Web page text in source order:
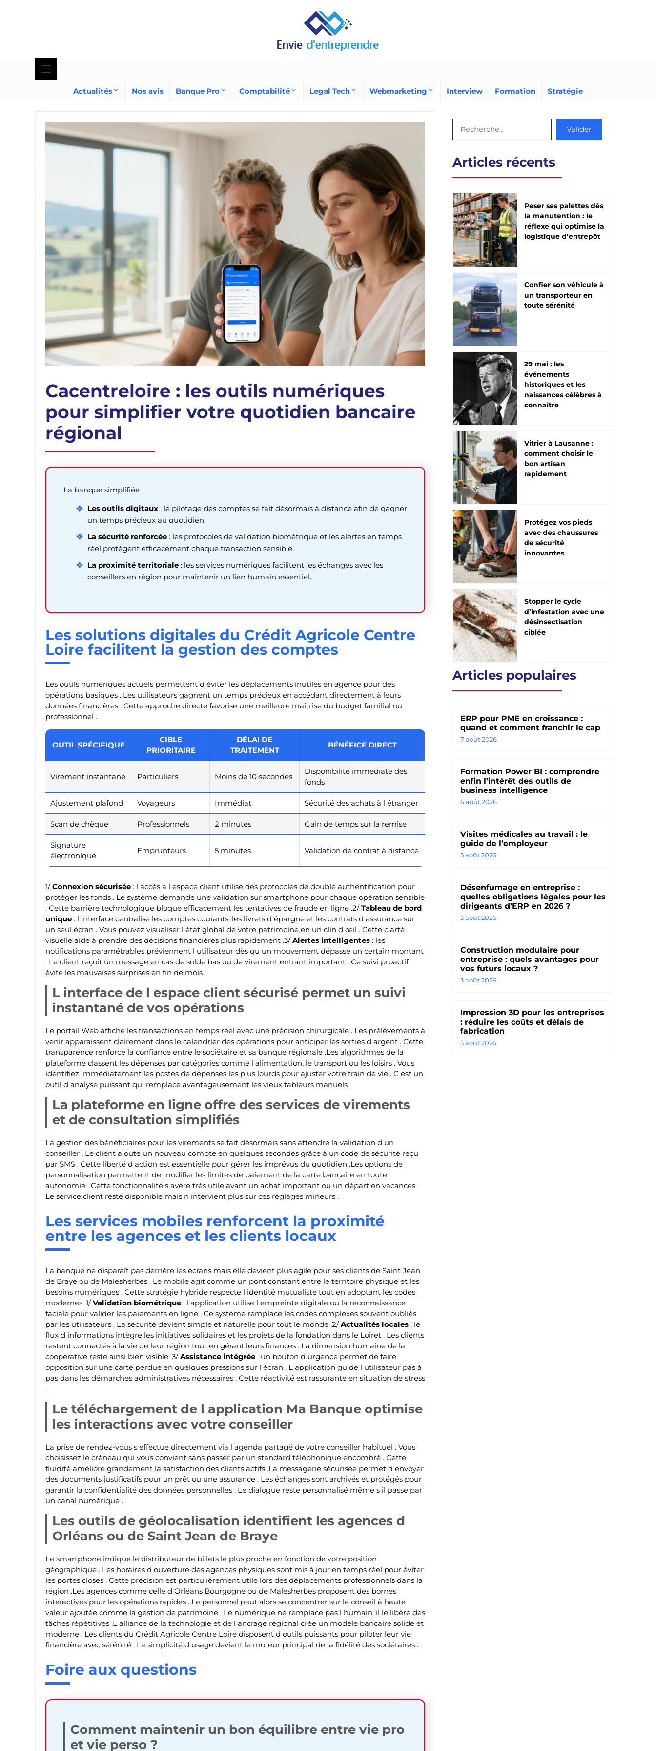
Actualités Nos avis Banque Pro Comptabilité Legal Tech Webmarketing Interview Formation Stratégie
Cacentreloire : les outils numériques
pour simplifier votre quotidien bancaire
régional
La banque simplifiée
Les outils digitaux : le pilotage des comptes se fait désormais à distance afin de gagner
un temps précieux au quotidien.
La sécurité renforcée : les protocoles de validation biométrique et les alertes en temps
réel protègent efficacement chaque transaction sensible.
La proximité territoriale : les services numériques facilitent les échanges avec les
conseillers en région pour maintenir un lien humain essentiel.
Les solutions digitales du Crédit Agricole Centre
Loire facilitent la gestion des comptes
Les outils numériques actuels permettent d éviter les déplacements inutiles en agence pour des
opérations basiques . Les utilisateurs gagnent un temps précieux en accédant directement à leurs
données financières . Cette approche directe favorise une meilleure maîtrise du budget familial ou
professionnel .
OUTIL SPÉCIFIQUE
CIBLE
PRIORITAIRE
DÉLAI DE
TRAITEMENT
BÉNÉFICE DIRECT
Virement instantané Particuliers Moins de 10 secondes
Disponibilité immédiate des
fonds
Ajustement plafond Voyageurs Immédiat Sécurité des achats à l étranger
Scan de chèque Professionnels 2 minutes Gain de temps sur la remise
Signature
électronique
Emprunteurs 5 minutes Validation de contrat à distance
1/Connexion sécurisée : l accès à l espace client utilise des protocoles de double authentification pour
protéger les fonds . Le système demande une validation sur smartphone pour chaque opération sensible
. Cette barrière technologique bloque efficacement les tentatives de fraude en ligne .2/Tableau de bord
unique : l interface centralise les comptes courants, les livrets d épargne et les contrats d assurance sur
un seul écran . Vous pouvez visualiser l état global de votre patrimoine en un clin d œil . Cette clarté
visuelle aide à prendre des décisions financières plus rapidement .3/Alertes intelligentes : les
notifications paramétrables préviennent l utilisateur dès qu un mouvement dépasse un certain montant
. Le client reçoit un message en cas de solde bas ou de virement entrant important . Ce suivi proactif
évite les mauvaises surprises en fin de mois .
L interface de l espace client sécurisé permet un suivi
instantané de vos opérations
Le portail Web affiche les transactions en temps réel avec une précision chirurgicale . Les prélèvements à
venir apparaissent clairement dans le calendrier des opérations pour anticiper les sorties d argent . Cette
transparence renforce la confiance entre le sociétaire et sa banque régionale .Les algorithmes de la
plateforme classent les dépenses par catégories comme l alimentation, le transport ou les loisirs . Vous
identifiez immédiatement les postes de dépenses les plus lourds pour ajuster votre train de vie . C est un
outil d analyse puissant qui remplace avantageusement les vieux tableurs manuels .
La plateforme en ligne offre des services de virements
et de consultation simplifiés
La gestion des bénéficiaires pour les virements se fait désormais sans attendre la validation d un
conseiller . Le client ajoute un nouveau compte en quelques secondes grâce à un code de sécurité reçu
par SMS . Cette liberté d action est essentielle pour gérer les imprévus du quotidien .Les options de
personnalisation permettent de modifier les limites de paiement de la carte bancaire en toute
autonomie . Cette fonctionnalité s avère très utile avant un achat important ou un départ en vacances .
Le service client reste disponible mais n intervient plus sur ces réglages mineurs .
Les services mobiles renforcent la proximité
entre les agences et les clients locaux
La banque ne disparaît pas derrière les écrans mais elle devient plus agile pour ses clients de Saint Jean
de Braye ou de Malesherbes . Le mobile agit comme un pont constant entre le territoire physique et les
besoins numériques . Cette stratégie hybride respecte l identité mutualiste tout en adoptant les codes
modernes .1/Validation biométrique : l application utilise l empreinte digitale ou la reconnaissance
faciale pour valider les paiements en ligne . Ce système remplace les codes complexes souvent oubliés
par les utilisateurs . La sécurité devient simple et naturelle pour tout le monde .2/Actualités locales : le
flux d informations intègre les initiatives solidaires et les projets de la fondation dans le Loiret . Les clients
restent connectés à la vie de leur région tout en gérant leurs finances . La dimension humaine de la
coopérative reste ainsi bien visible .3/Assistance intégrée : un bouton d urgence permet de faire
opposition sur une carte perdue en quelques pressions sur l écran . L application guide l utilisateur pas à
pas dans les démarches administratives nécessaires . Cette réactivité est rassurante en situation de stress
.
Le téléchargement de l application Ma Banque optimise
les interactions avec votre conseiller
La prise de rendez-vous s effectue directement via l agenda partagé de votre conseiller habituel . Vous
choisissez le créneau qui vous convient sans passer par un standard téléphonique encombré . Cette
fluidité améliore grandement la satisfaction des clients actifs .La messagerie sécurisée permet d envoyer
des documents justificatifs pour un prêt ou une assurance . Les échanges sont archivés et protégés pour
garantir la confidentialité des données personnelles . Le dialogue reste personnalisé même s il passe par
un canal numérique .
Les outils de géolocalisation identifient les agences d
Orléans ou de Saint Jean de Braye
Le smartphone indique le distributeur de billets le plus proche en fonction de votre position
géographique . Les horaires d ouverture des agences physiques sont mis à jour en temps réel pour éviter
les portes closes . Cette précision est particulièrement utile lors des déplacements professionnels dans la
région .Les agences comme celle d Orléans Bourgogne ou de Malesherbes proposent des bornes
interactives pour les opérations rapides . Le personnel peut alors se concentrer sur le conseil à haute
valeur ajoutée comme la gestion de patrimoine . Le numérique ne remplace pas l humain, il le libère des
tâches répétitives .L alliance de la technologie et de l ancrage régional crée un modèle bancaire solide et
moderne . Les clients du Crédit Agricole Centre Loire disposent d outils puissants pour piloter leur vie
financière avec sérénité . La simplicité d usage devient le moteur principal de la fidélité des sociétaires .
Foire aux questions
Comment maintenir un bon équilibre entre vie pro
et vie perso ?
Valider
Articles récents
Peser ses palettes dès
la manutention : le
réflexe qui optimise la
logistique d’entrepôt
Confier son véhicule à
un transporteur en
toute sérénité
29 mai : les
événements
historiques et les
naissances célèbres à
connaître
Vitrier à Lausanne :
comment choisir le
bon artisan
rapidement
Protégez vos pieds
avec des chaussures
de sécurité
innovantes
Stopper le cycle
d’infestation avec une
désinsectisation
ciblée
Articles populaires
ERP pour PME en croissance :
quand et comment franchir le cap
7 août 2026
Formation Power BI : comprendre
enfin l’intérêt des outils de
business intelligence
6 août 2026
Visites médicales au travail : le
guide de l’employeur
5 août 2026
Désenfumage en entreprise :
quelles obligations légales pour les
dirigeants d’ERP en 2026 ?
3 août 2026
Construction modulaire pour
entreprise : quels avantages pour
vos futurs locaux ?
3 août 2026
Impression 3D pour les entreprises
: réduire les coûts et délais de
fabrication
3 août 2026